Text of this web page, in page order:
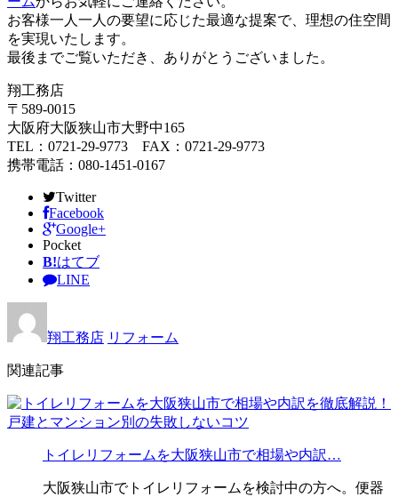
お客様一人一人の要望に応じた最適な提案で、理想の住空間
を実現いたします。
最後までご覧いただき、ありがとうございました。
翔工務店
〒589-0015
大阪府大阪狭山市大野中165
TEL：0721-29-9773 FAX：0721-29-9773
携帯電話：080-1451-0167
Twitter
Facebook
Google+
Pocket
B!はてブ
LINE
翔工務店 リフォーム
関連記事
トイレリフォームを大阪狭山市で相場や内訳…
大阪狭山市でトイレリフォームを検討中の方へ。便器